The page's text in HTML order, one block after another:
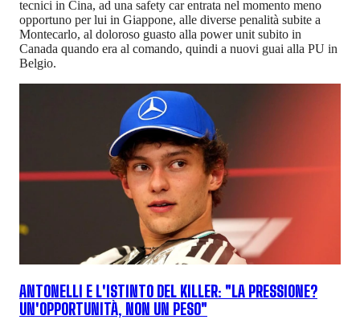
tecnici in Cina, ad una safety car entrata nel momento meno
opportuno per lui in Giappone, alle diverse penalità subite a
Montecarlo, al doloroso guasto alla power unit subito in
Canada quando era al comando, quindi a nuovi guai alla PU in
Belgio.
ANTONELLI E L'ISTINTO DEL KILLER: "LA PRESSIONE?
UN'OPPORTUNITÀ, NON UN PESO"